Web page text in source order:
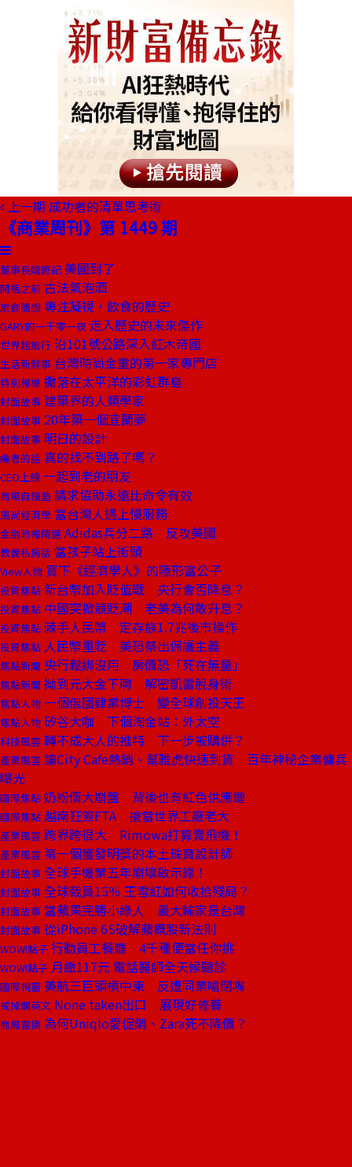
上一期 成功者的清單思考術
《商業周刊》第 1449 期
董事長嬉遊記 美國到了
開瓶之前 古法氣泡酒
旅食隨想 專注凝視，飲食的歷史
GARY的一千零一夜 走入歷史的未來傑作
世界超旅行 沿101號公路深入紅木帝國
生活新鮮事 台灣時尚金童的第一家專門店
特別報導 撒落在太平洋的彩虹群島
封面故事 建築界的人類學家
封面故事 20年築一個宜蘭夢
封面故事 明日的設計
編者的話 真的找不到路了嗎？
CEO上線 一起到老的朋友
商場自慢塾 請求協助永遠比命令有效
風尚經濟學 當台灣人遇上慢服務
金融時報精選 Adidas兵分二路 反攻美國
教養私房話 當孩子站上街頭
View人物 買下《經濟學人》的隱形富公子
投資焦點 新台幣加入貶值戰 央行會否降息？
投資焦點 中國突掀競貶潮 老美為何敢升息？
投資焦點 棘手人民幣 定存族1.7兆後市操作
投資焦點 人民幣重貶 美恐祭出保護主義
焦點新聞 央行鬆綁沒用 房價恐「死在無量」
焦點新聞 拗到元大金下聘 解密凱雷脫身術
焦點人物 一個俄國肄業博士 變全球創投天王
焦點人物 矽谷大咖 下個淘金站：外太空
科技風雲 轉不成大人的推特 下一步被購併？
產業風雲 讓City Cafe熱銷、幫雅虎快速到貨 百年神秘企業傭兵
曝光
國際焦點 奶粉價大崩盤 背後也有紅色供應鏈
國際焦點 越南狂簽FTA 搶當世界工廠老大
產業風雲 跨界跨很大 Rimowa打算賣飛機！
產業風雲 第一個獲發明獎的本土珠寶設計師
封面故事 全球手機業五年崩壞啟示錄！
封面故事 全球裁員15％ 王雪紅如何收拾殘局？
封面故事 當蘋果完勝小綠人 最大輸家是台灣
封面故事 從iPhone 6S破解蘋概股新法則
WOW!點子 行動員工餐廳 4千種便當任你挑
WOW!點子 月繳117元 電話醫師全天候聽診
國際視窗 美航三巨頭槓中東 反遭同業嗆閉嘴
戒掉爛英文 None taken出口 展現好修養
商周書摘 為何Uniqlo愛促銷、Zara死不降價？